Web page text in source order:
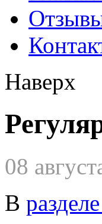
Наверх
08
В